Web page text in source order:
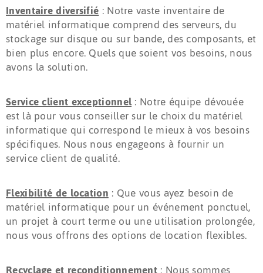
Inventaire diversifié: Notre vaste inventaire de
matériel informatique comprend des serveurs, du
stockage sur disque ou sur bande, des composants, et
bien plus encore. Quels que soient vos besoins, nous
avons la solution.
Service client exceptionnel: Notre équipe dévouée
est là pour vous conseiller sur le choix du matériel
informatique qui correspond le mieux à vos besoins
spécifiques. Nous nous engageons à fournir un
service client de qualité.
Flexibilité de location: Que vous ayez besoin de
matériel informatique pour un événement ponctuel,
un projet à court terme ou une utilisation prolongée,
nous vous offrons des options de location flexibles.